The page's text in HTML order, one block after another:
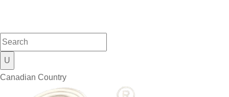
Canadian Country